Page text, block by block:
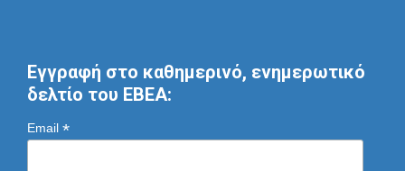
Εγγραφή στο καθημερινό, ενημερωτικό
δελτίο του ΕΒΕΑ:
Email *